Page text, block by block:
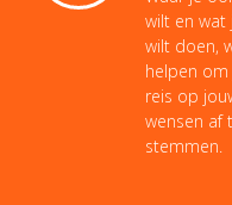
wilt en wat
wilt doen,
helpen
reis op
wensen af
stemmen.